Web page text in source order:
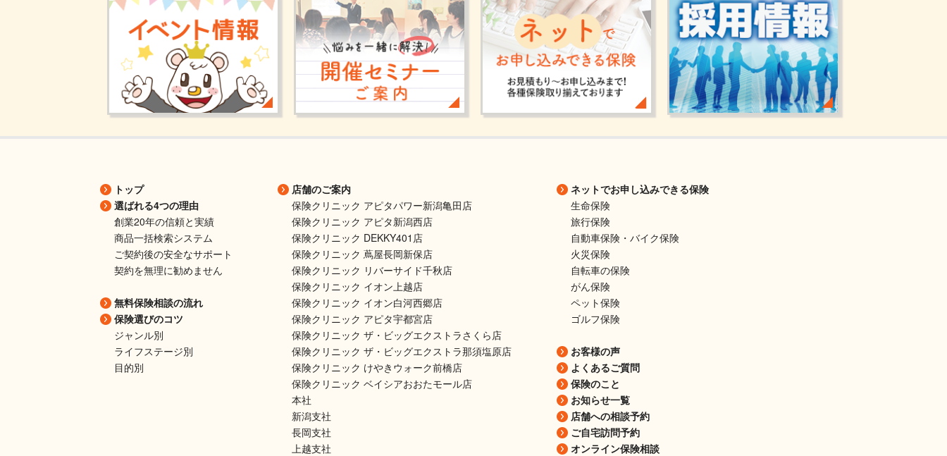
トップ
選ばれる4つの理由
創業20年の信頼と実績
商品一括検索システム
ご契約後の安全なサポート
契約を無理に勧めません
無料保険相談の流れ
保険選びのコツ
ジャンル別
ライフステージ別
目的別
店舗のご案内
保険クリニック アピタパワー新潟亀田店
保険クリニック アピタ新潟西店
保険クリニック DEKKY401店
保険クリニック 蔦屋長岡新保店
保険クリニック リバーサイド千秋店
保険クリニック イオン上越店
保険クリニック イオン白河西郷店
保険クリニック アピタ宇都宮店
保険クリニック ザ・ビッグエクストラさくら店
保険クリニック ザ・ビッグエクストラ那須塩原店
保険クリニック けやきウォーク前橋店
保険クリニック ベイシアおおたモール店
本社
新潟支社
長岡支社
上越支社
ネットでお申し込みできる保険
生命保険
旅行保険
自動車保険・バイク保険
火災保険
自転車の保険
がん保険
ペット保険
ゴルフ保険
お客様の声
よくあるご質問
保険のこと
お知らせ一覧
店舗への相談予約
ご自宅訪問予約
オンライン保険相談